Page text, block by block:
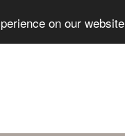
on our website